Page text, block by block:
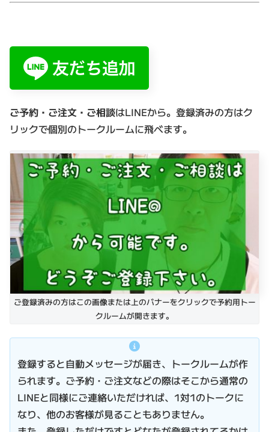
ご予約・ご注文・ご相談はLINEから。登録済みの方はク
リックで個別のトークルームに飛べます。
ご登録済みの方はこの画像または上のバナーをクリックで予約用トー
クルームが開きます。
登録すると自動メッセージが届き、トークルームが作
られます。ご予約・ご注文などの際はそこから通常の
LINEと同様にご連絡いただければ、1対1のトークに
なり、他のお客様が見ることもありません。